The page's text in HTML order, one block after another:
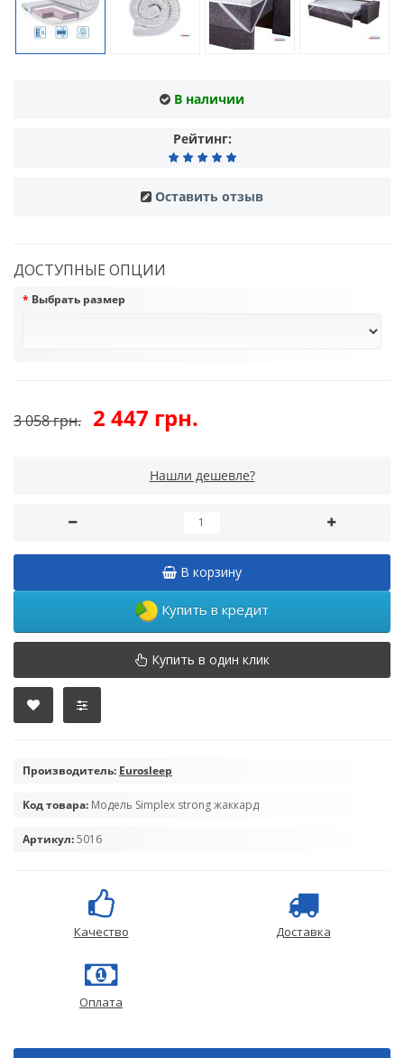
В наличии
Рейтинг:
Оставить отзыв
ДОСТУПНЫЕ ОПЦИИ
Выбрать размер
3 058 грн. 2 447 грн.
Нашли дешевле?
В корзину
Купить в кредит
Купить в один клик
Производитель: Eurosleep
Код товара: Модель Simplex strong жаккард
Артикул:5016
Качество Доставка
Оплата